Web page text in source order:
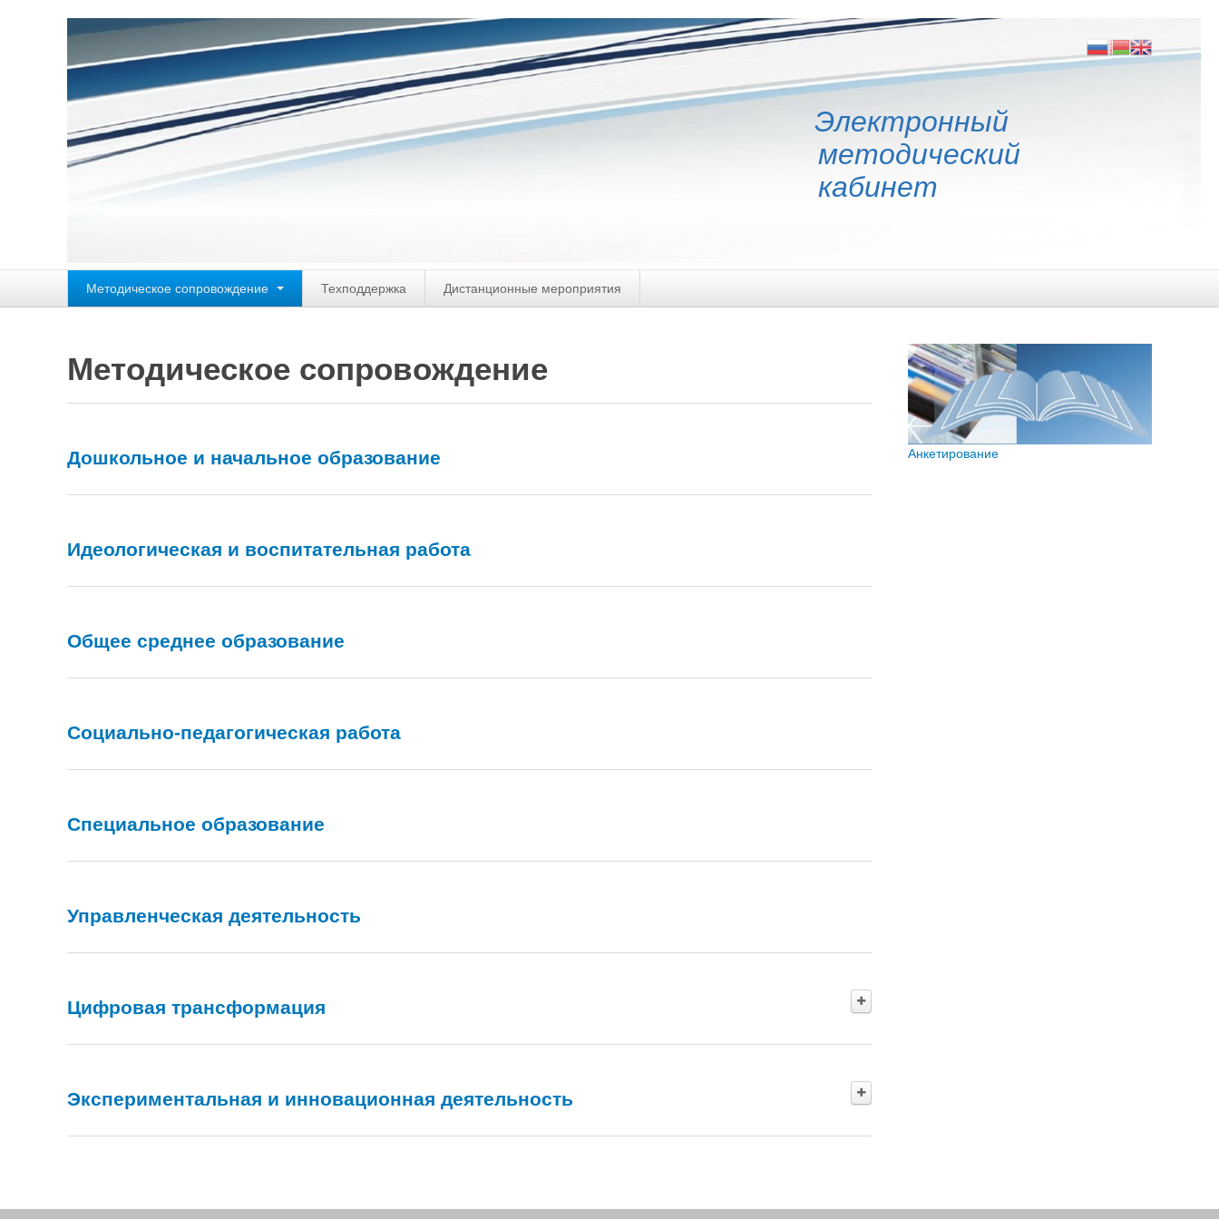
Электронный
методический
кабинет
Методическое сопровождение Техподдержка Дистанционные мероприятия
Методическое сопровождение
Дошкольное и начальное образование
Идеологическая и воспитательная работа
Общее среднее образование
Социально-педагогическая работа
Специальное образование
Управленческая деятельность
Цифровая трансформация
Областные семинары
Экспериментальная и инновационная деятельность
Анкетирование